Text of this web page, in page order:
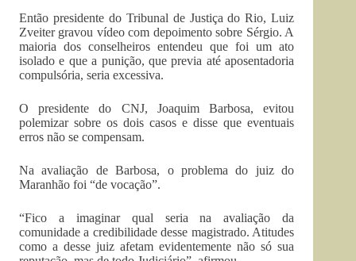
Então presidente do Tribunal de Justiça do Rio, Luiz
Zveiter gravou vídeo com depoimento sobre Sérgio. A
maioria dos conselheiros entendeu que foi um ato
isolado e que a punição, que previa até aposentadoria
compulsória, seria excessiva.
O presidente do CNJ, Joaquim Barbosa, evitou
polemizar sobre os dois casos e disse que eventuais
erros não se compensam.
Na avaliação de Barbosa, o problema do juiz do
Maranhão foi “de vocação”.
“Fico a imaginar qual seria na avaliação da
comunidade a credibilidade desse magistrado. Atitudes
como a desse juiz afetam evidentemente não só sua